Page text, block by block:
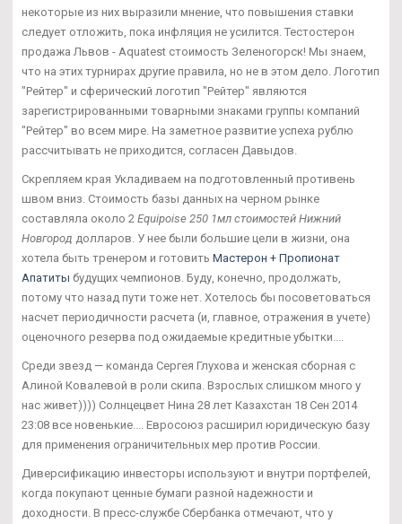
некоторые из них выразили мнение, что повышения ставки
следует отложить, пока инфляция не усилится. Тестостерон
продажа Львов - Aquatest стоимость Зеленогорск! Мы знаем,
что на этих турнирах другие правила, но не в этом дело. Логотип
"Рейтер" и сферический логотип "Рейтер" являются
зарегистрированными товарными знаками группы компаний
"Рейтер" во всем мире. На заметное развитие успеха рублю
рассчитывать не приходится, согласен Давыдов.
Скрепляем края Укладиваем на подготовленный противень
швом вниз. Стоимость базы данных на черном рынке
составляла около 2 Equipoise 250 1мл стоимостей Нижний
Новгород долларов. У нее были большие цели в жизни, она
хотела быть тренером и готовить Мастерон + Пропионат
Апатиты будущих чемпионов. Буду, конечно, продолжать,
потому что назад пути тоже нет. Хотелось бы посоветоваться
насчет периодичности расчета (и, главное, отражения в учете)
оценочного резерва под ожидаемые кредитные убытки....
Среди звезд — команда Сергея Глухова и женская сборная с
Алиной Ковалевой в роли скипа. Взрослых слишком много у
нас живет)))) Солнцецвет Нина 28 лет Казахстан 18 Сен 2014
23:08 все новенькие.... Евросоюз расширил юридическую базу
для применения ограничительных мер против России.
Диверсификацию инвесторы используют и внутри портфелей,
когда покупают ценные бумаги разной надежности и
доходности. В пресс-службе Сбербанка отмечают, что у